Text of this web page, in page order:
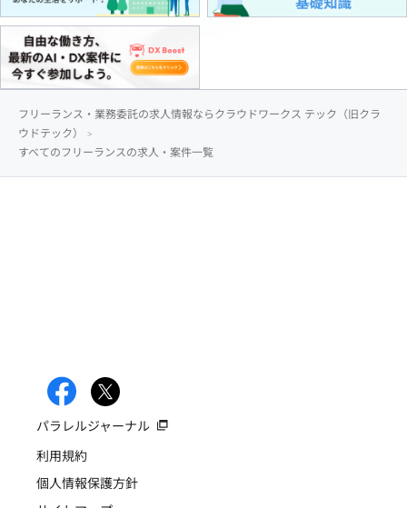
フリーランス・業務委託の求人情報ならクラウドワークス テック（旧クラ
ウドテック）
すべてのフリーランスの求人・案件一覧
パラレルジャーナル
利用規約
個人情報保護方針